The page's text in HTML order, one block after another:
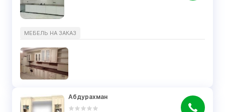
МЕБЕЛЬ НА ЗАКАЗ
Абдурахман